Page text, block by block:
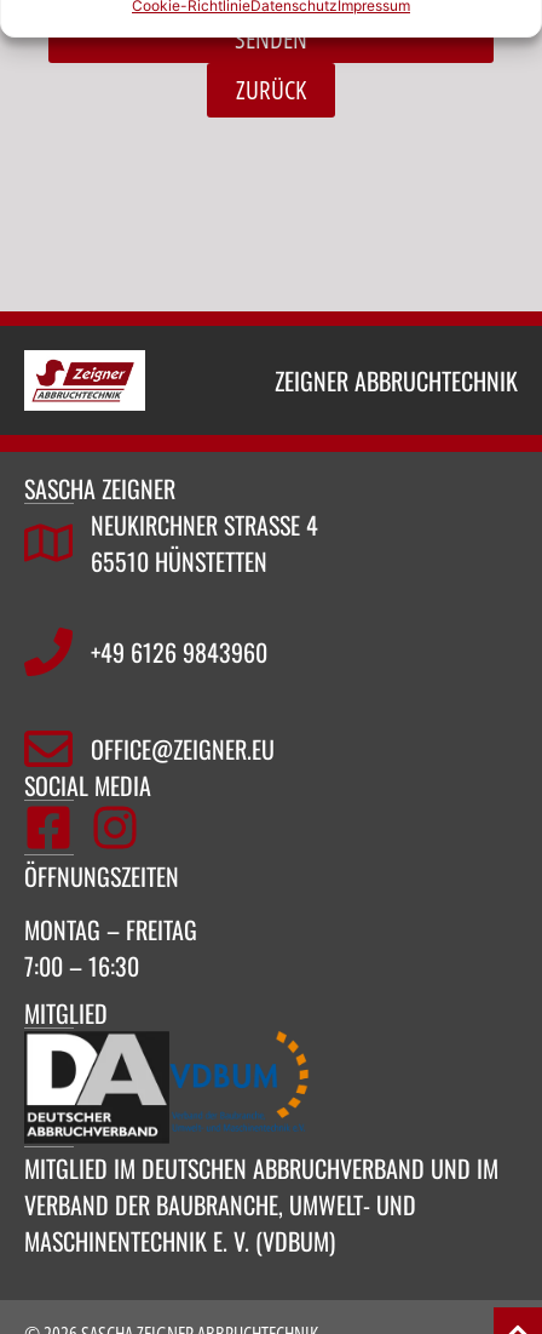
Cookie-RichtlinieDatenschutzImpressum
SENDEN
ZURÜCK
ZEIGNER ABBRUCHTECHNIK
SASCHA ZEIGNER
NEUKIRCHNER STRASSE 4
65510 HÜNSTETTEN
+49 6126 9843960‬
OFFICE@ZEIGNER.EU
SOCIAL MEDIA
ÖFFNUNGSZEITEN
MONTAG – FREITAG
7:00 – 16:30
MITGLIED
MITGLIED IM DEUTSCHEN ABBRUCHVERBAND UND IM
VERBAND DER BAUBRANCHE, UMWELT- UND
MASCHINENTECHNIK E. V. (VDBUM)